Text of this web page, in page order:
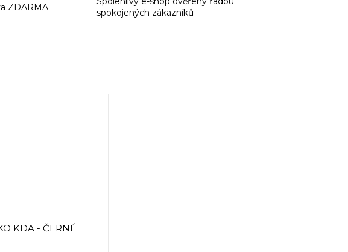
ZDARMA
spokojených zákazníků
KDA - ČERNÉ